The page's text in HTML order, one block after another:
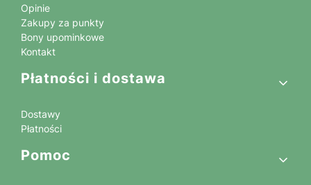
Opinie
Zakupy za punkty
Bony upominkowe
Kontakt
Płatności i dostawa
Dostawy
Płatności
Pomoc